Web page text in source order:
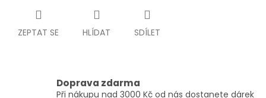
ZEPTAT SE HLÍDAT SDÍLET
Doprava zdarma
Při nákupu nad 3000 Kč od nás dostanete dárek